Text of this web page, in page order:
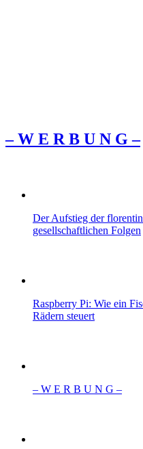
– W Ε R Β U Ν G –
Der Aufstieg der
gesellschaftlichen Folgen
Raspberry Pi: Wie ein
Rädern steuert
– W Ε R Β U Ν G –